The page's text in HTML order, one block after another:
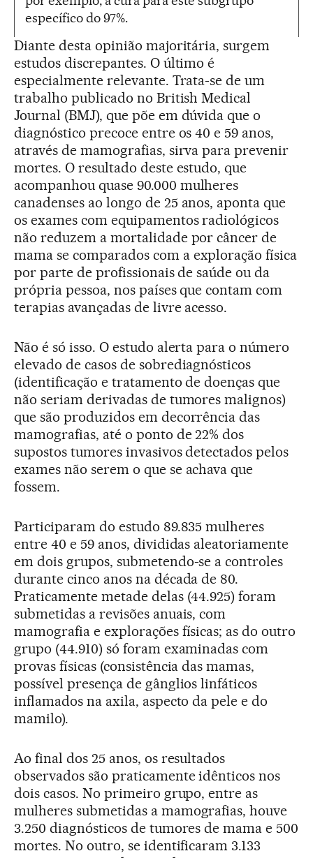
específico do 97%.
Diante desta opinião majoritária, surgem
estudos discrepantes. O último é
especialmente relevante. Trata-se de um
trabalho publicado no British Medical
Journal (BMJ), que põe em dúvida que o
diagnóstico precoce entre os 40 e 59 anos,
através de mamografias, sirva para prevenir
mortes. O resultado deste estudo, que
acompanhou quase 90.000 mulheres
canadenses ao longo de 25 anos, aponta que
os exames com equipamentos radiológicos
não reduzem a mortalidade por câncer de
mama se comparados com a exploração física
por parte de profissionais de saúde ou da
própria pessoa, nos países que contam com
terapias avançadas de livre acesso.
Não é só isso. O estudo alerta para o número
elevado de casos de sobrediagnósticos
(identificação e tratamento de doenças que
não seriam derivadas de tumores malignos)
que são produzidos em decorrência das
mamografias, até o ponto de 22% dos
supostos tumores invasivos detectados pelos
exames não serem o que se achava que
fossem.
Participaram do estudo 89.835 mulheres
entre 40 e 59 anos, divididas aleatoriamente
em dois grupos, submetendo-se a controles
durante cinco anos na década de 80.
Praticamente metade delas (44.925) foram
submetidas a revisões anuais, com
mamografia e explorações físicas; as do outro
grupo (44.910) só foram examinadas com
provas físicas (consistência das mamas,
possível presença de gânglios linfáticos
inflamados na axila, aspecto da pele e do
mamilo).
Ao final dos 25 anos, os resultados
observados são praticamente idênticos nos
dois casos. No primeiro grupo, entre as
mulheres submetidas a mamografias, houve
3.250 diagnósticos de tumores de mama e 500
mortes. No outro, se identificaram 3.133